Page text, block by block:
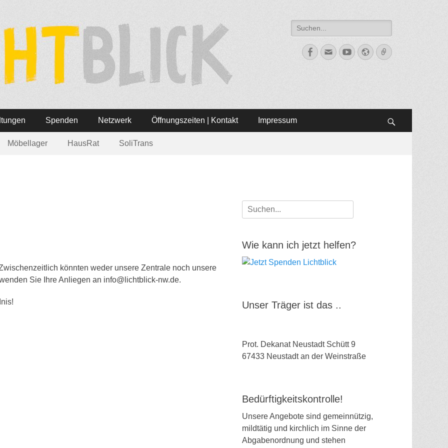
Lichtblick
– Tel: 06321-355340
Suche
nach:
Facebook
E-
Mail
YouTube
WebsiteVerknüpfung
Spenden Netzwerk Öffnungszeiten | Kontakt Impressum
Möbellager HausRat SoliTrans
könnten weder unsere Zentrale noch unsere
Sie Ihre Anliegen an info@lichtblick-nw.de.
Suche
nach:
Wie kann ich jetzt helfen?
Unser Träger ist das ..
Prot. Dekanat Neustadt Schütt 9
67433 Neustadt an der Weinstraße
Bedürftigkeitskontrolle!
Unsere Angebote sind gemeinnützig,
mildtätig und kirchlich im Sinne der
Abgabenordnung und stehen